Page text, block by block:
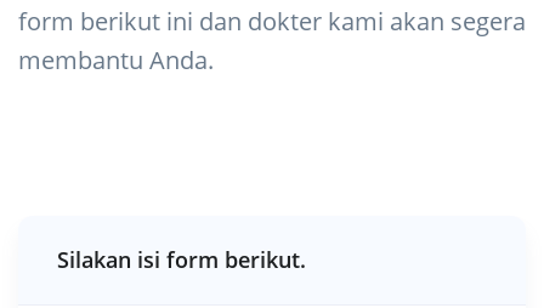
form berikut ini dan dokter kami akan segera
membantu Anda.
Silakan isi form berikut.